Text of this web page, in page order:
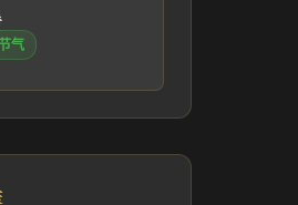
气